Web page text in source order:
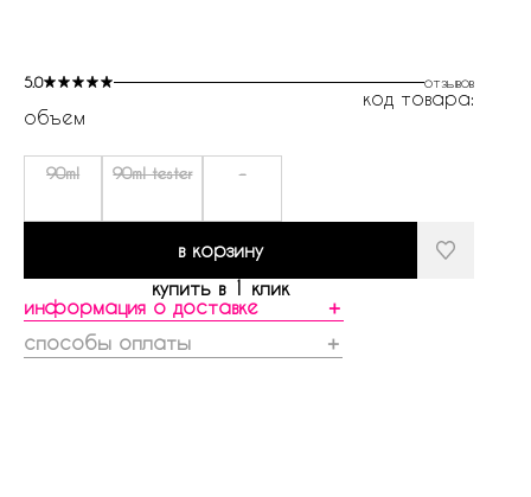
5.0 отзывов
код товара:
объем
90ml 90ml tester -
в корзину
купить в 1 клик
информация о доставке
＋
способы оплаты
＋